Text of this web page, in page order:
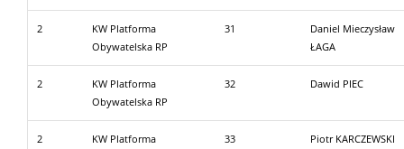
2
KW Platforma
Obywatelska RP
31
Daniel Mieczysław
ŁAGA
2
KW Platforma
Obywatelska RP
32 Dawid PIEC
2
KW Platforma
33 Piotr KARCZEWSKI